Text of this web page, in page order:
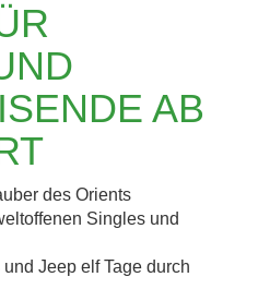
AB
des Orients
Singles und
Jeep elf Tage durch